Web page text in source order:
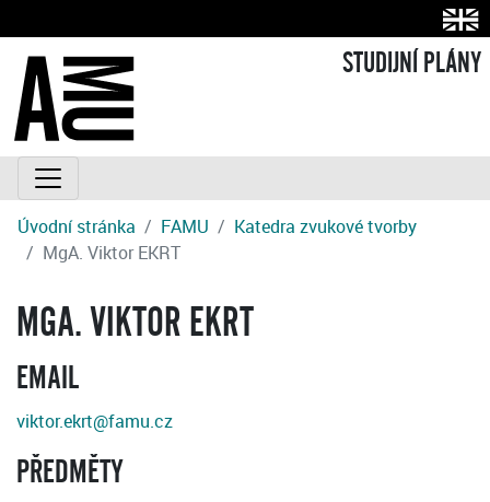
STUDIJNÍ PLÁNY
Úvodní stránka FAMU
Katedra zvukové tvorby
MgA. Viktor EKRT
MGA. VIKTOR EKRT
EMAIL
viktor.ekrt@famu.cz
PŘEDMĚTY